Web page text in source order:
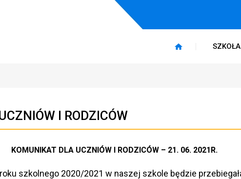
SZKOŁA
I RODZICÓW
KOMUNIKAT DLA UCZNIÓW I RODZICÓW – 21. 06. 2021R.
szkolnego 2020/2021 w naszej szkole będzie